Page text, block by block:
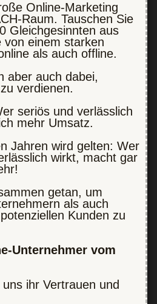
Online-Marketing
Raum. Tauschen Sie
Gleichgesinnten aus
von einem starken
als auch offline.
aber auch dabei,
verdienen.
seriös und verlässlich
mehr Umsatz.
Jahren wird gelten: Wer
wirkt, macht gar
getan, um
als auch
Kunden zu
Unternehmer vom
ihr Vertrauen und